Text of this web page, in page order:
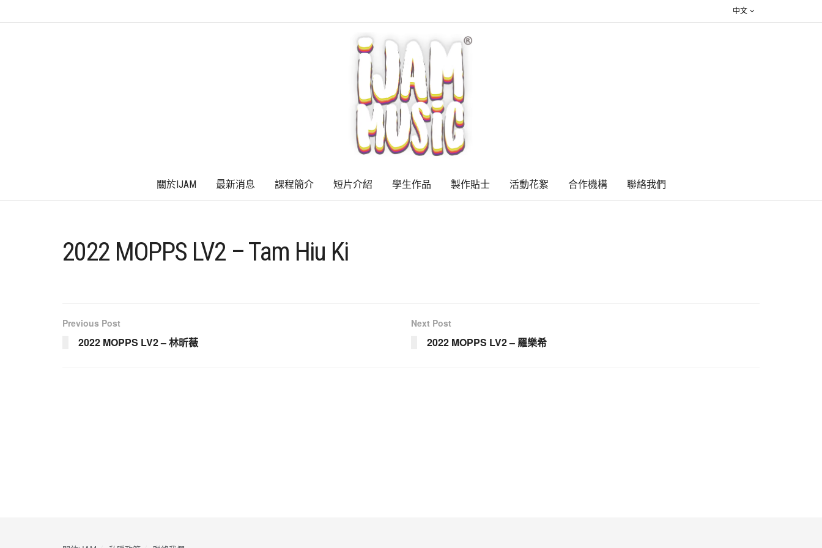
中文
關於IJAM 最新消息 課程簡介 短片介紹 學生作品 製作貼士 活動花絮 合作機構 ​聯絡我們
2022 MOPPS LV2 – Tam Hiu Ki
Previous Post
2022 MOPPS LV2 – 林昕薇
Next Post
2022 MOPPS LV2 – 羅樂希